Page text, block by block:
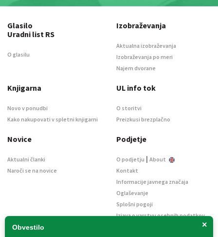
×
Obvestilo
Glasilo
Uradni list RS
O glasilu
Izobraževanja
Aktualna izobraževanja
Izobraževanja po meri
Najem dvorane
Knjigarna
Novo v ponudbi
Kako nakupovati v spletni knjigarni
UL info tok
O storitvi
Preizkusi brezplačno
Novice
Aktualni članki
Naroči se na novice
Podjetje
O podjetju | About
Kontakt
Informacije javnega značaja
Oglaševanje
Splošni pogoji
Izjava o varstvu osebnih podatkov